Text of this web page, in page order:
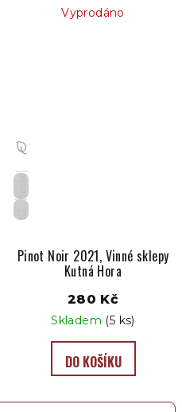
Vyprodáno
Suché
CZ
Pinot Noir 2021, Vinné sklepy
Kutná Hora
280 Kč
Skladem (5 ks)
DO KOŠÍKU